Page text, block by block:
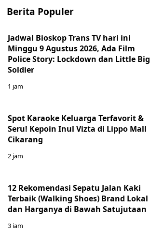
Berita Populer
Jadwal Bioskop Trans TV hari ini
Minggu 9 Agustus 2026, Ada Film
Police Story: Lockdown dan Little Big
Soldier
1 jam
Spot Karaoke Keluarga Terfavorit &
Seru! Kepoin Inul Vizta di Lippo Mall
Cikarang
2 jam
12 Rekomendasi Sepatu Jalan Kaki
Terbaik (Walking Shoes) Brand Lokal
dan Harganya di Bawah Satujutaan
3 jam